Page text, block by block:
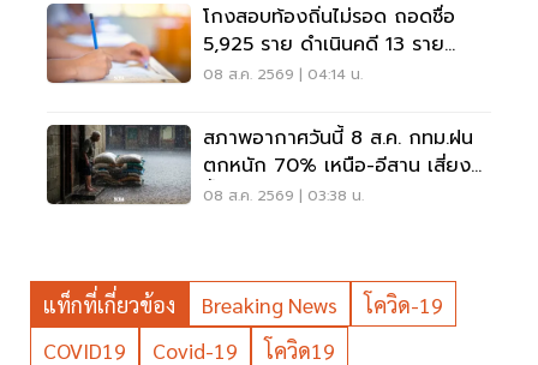
โกงสอบท้องถิ่นไม่รอด ถอดชื่อ
5,925 ราย ดำเนินคดี 13 ราย
ปปง.ไล่เส้นการเงิน
08 ส.ค. 2569 | 04:14 น.
สภาพอากาศวันนี้ 8 ส.ค. กทม.ฝน
ตกหนัก 70% เหนือ-อีสาน เสี่ยง
น้ำท่วมฉับพลัน
08 ส.ค. 2569 | 03:38 น.
แท็กที่เกี่ยวข้อง Breaking News
โควิด-19
COVID19
Covid-19
โควิด19